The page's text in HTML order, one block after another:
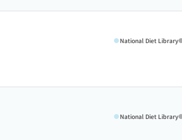
National Diet Library
National Diet Library